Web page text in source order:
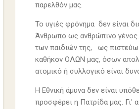
παρελθόν μας.
Το υγιές φρόνημα δεν είναι
Άνθρωπο ως ανθρώπινο
των παιδιών της, ως πιστεύω
καθήκον ΟΛΩΝ μας, όσων
ατομικό ή
Η Εθνική άμυνα δεν είναι
προσφέρει η Πατρίδα μας. Γι'